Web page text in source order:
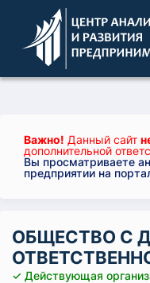
Важно! Данный сайт
дополнительной
Вы просматриваете
предприятии на
ОБЩЕСТВО С
✓ Действующая